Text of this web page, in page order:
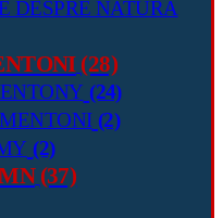
DESPRE NATURA
(28)
(24)
(2)
(2)
(37)